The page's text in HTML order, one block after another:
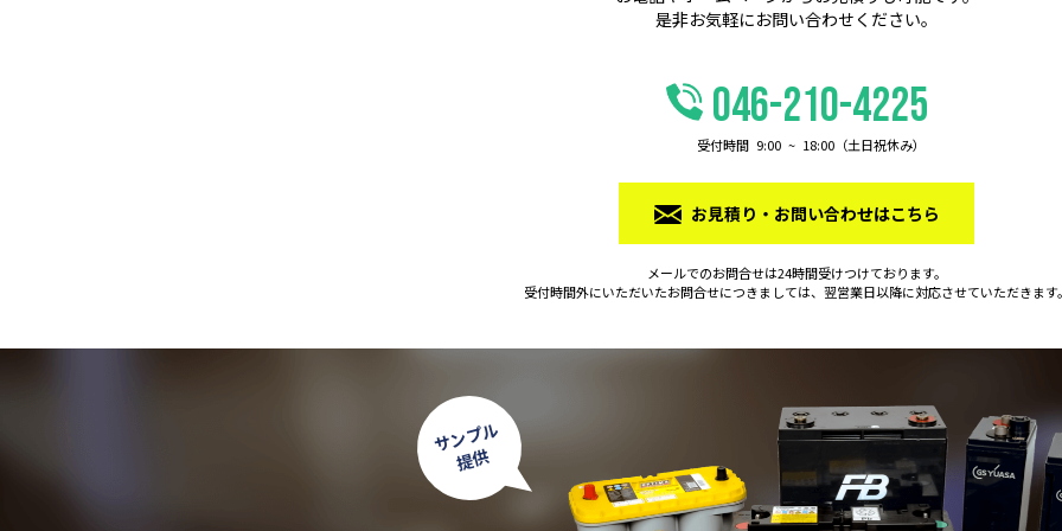
是⾮お気軽にお問い合わせください。
046-210-4225
受付時間 9:00 ~ 18:00（⼟⽇祝休み）
お⾒積り・お問い合わせはこちら
メールでのお問合せは24時間受けつけております。
受付時間外にいただいたお問合せにつきましては、 翌営業日以降に対応させていただきます
サンプル
提供